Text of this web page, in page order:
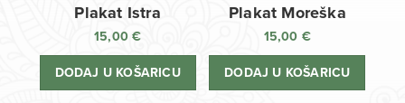
Plakat Istra
15,00€
DODAJ U KOŠARICU
Plakat Moreška
15,00 €
DODAJ U KOŠARICU